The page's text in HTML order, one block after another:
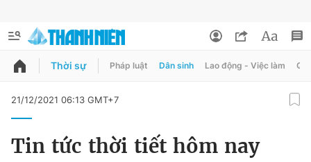
QUẢNG CÁO
Đổi mật khẩu
Thời sự Pháp luật Dân sinh Lao động - Việc làm
21/12/2021 06:13 GMT+7
Tin tức thời tiết hôm nay